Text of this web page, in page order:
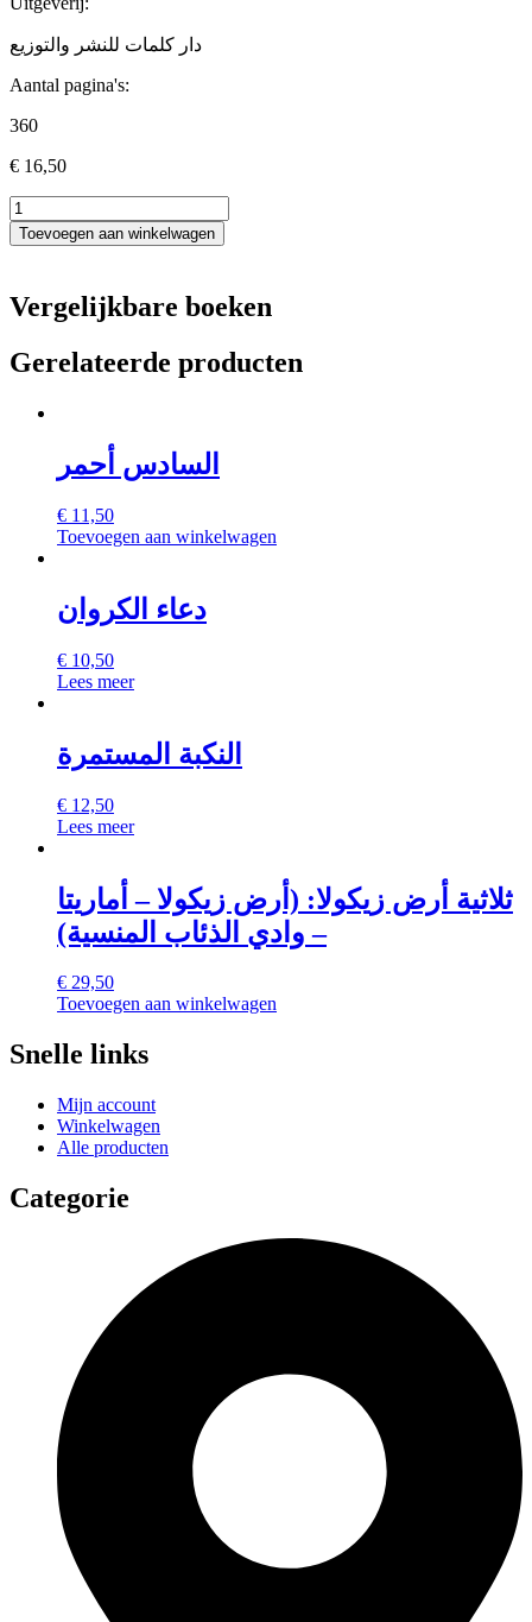
دار كلمات للنشر والتوزيع
Aantal pagina's:
360
€ 16,50
وبالحَقِّ
أنزلنَاه
aantal
Toevoegen aan winkelwagen
Vergelijkbare boeken
Gerelateerde producten
السادس أحمر
€ 11,50
Toevoegen aan winkelwagen
دعاء الكروان
€ 10,50
Lees meer
النكبة المستمرة
€ 12,50
Lees meer
ثلاثية أرض زيكولا: (أرض زيكولا – أماريتا
– وادي الذئاب المنسية)
€ 29,50
Toevoegen aan winkelwagen
Snelle links
Mijn account
Winkelwagen
Alle producten
Categorie